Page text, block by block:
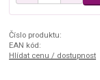
Číslo produktu:
EAN kód:
Hlídat cenu / dostupnost